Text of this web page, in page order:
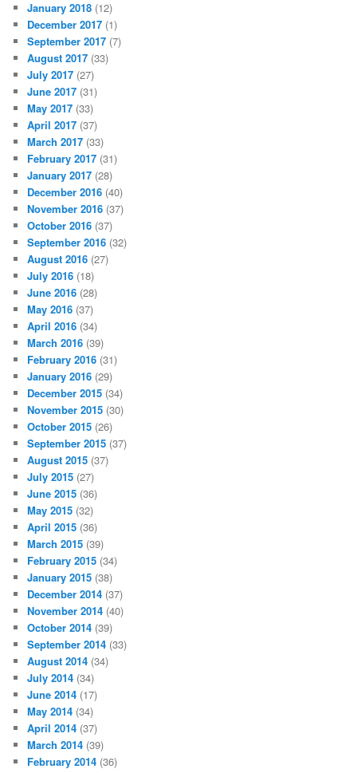
January 2018 (12)
December 2017 (1)
September 2017 (7)
August 2017 (33)
July 2017 (27)
June 2017 (31)
May 2017 (33)
April 2017 (37)
March 2017 (33)
February 2017 (31)
January 2017 (28)
December 2016 (40)
November 2016 (37)
October 2016 (37)
September 2016 (32)
August 2016 (27)
July 2016 (18)
June 2016 (28)
May 2016 (37)
April 2016 (34)
March 2016 (39)
February 2016 (31)
January 2016 (29)
December 2015 (34)
November 2015 (30)
October 2015 (26)
September 2015 (37)
August 2015 (37)
July 2015 (27)
June 2015 (36)
May 2015 (32)
April 2015 (36)
March 2015 (39)
February 2015 (34)
January 2015 (38)
December 2014 (37)
November 2014 (40)
October 2014 (39)
September 2014 (33)
August 2014 (34)
July 2014 (34)
June 2014 (17)
May 2014 (34)
April 2014 (37)
March 2014 (39)
February 2014 (36)